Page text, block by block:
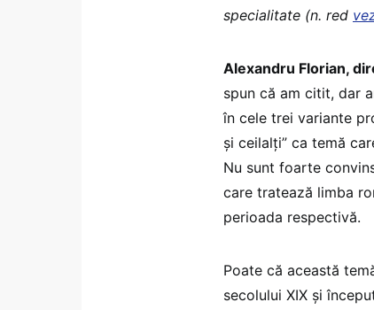
specialitate (n. red
Alexandru Florian,
spun că am citit, dar
în cele trei variante
și ceilalți” ca temă
Nu sunt foarte
care tratează limba
perioada respectivă.
Poate că această
secolului XIX și